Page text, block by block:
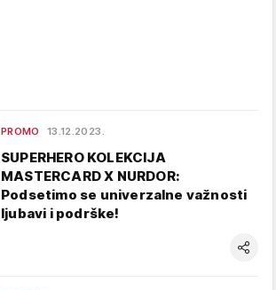
PROMO 13.12.2023.
SUPERHERO KOLEKCIJA
MASTERCARD X NURDOR:
Podsetimo se univerzalne važnosti
ljubavi i podrške!